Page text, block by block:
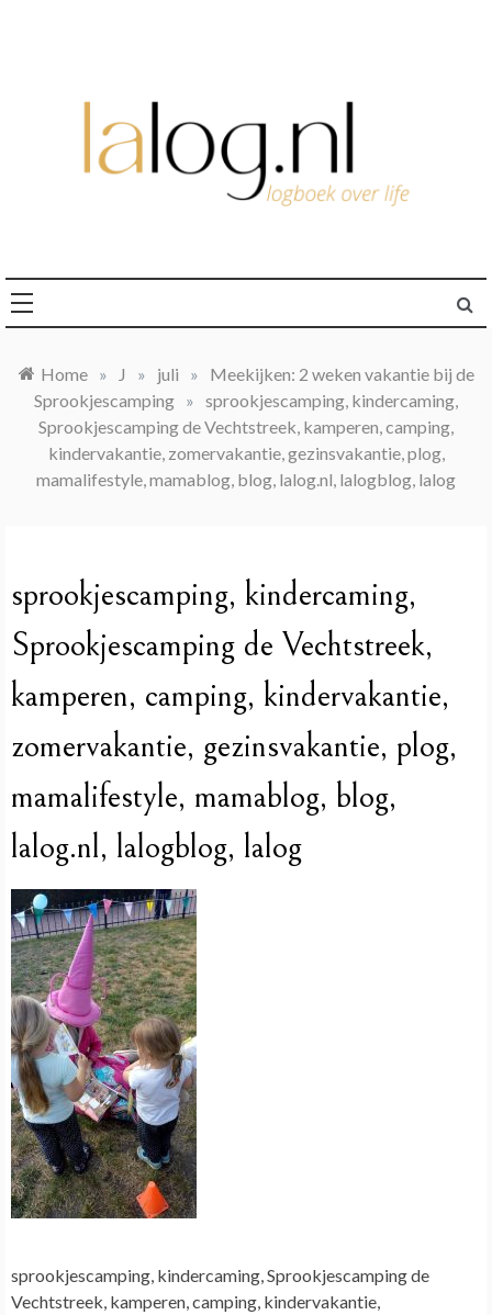
Home » J » juli »
Meekijken: 2 weken vakantie bij de
Sprookjescamping » sprookjescamping, kindercaming,
Sprookjescamping de Vechtstreek, kamperen, camping,
kindervakantie, zomervakantie, gezinsvakantie, plog,
mamalifestyle, mamablog, blog, lalog.nl, lalogblog, lalog
sprookjescamping, kindercaming,
Sprookjescamping de Vechtstreek,
kamperen, camping, kindervakantie,
zomervakantie, gezinsvakantie, plog,
mamalifestyle, mamablog, blog,
lalog.nl, lalogblog, lalog
sprookjescamping, kindercaming, Sprookjescamping de
Vechtstreek, kamperen, camping, kindervakantie,